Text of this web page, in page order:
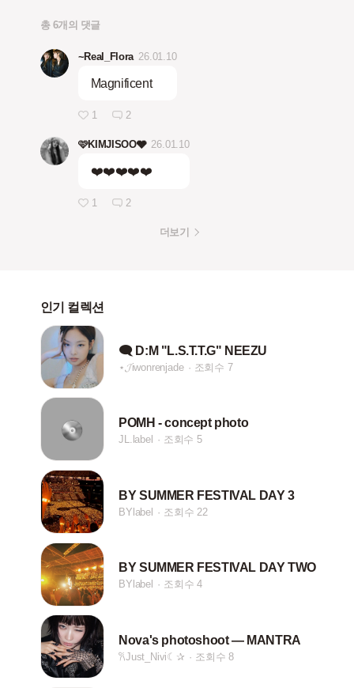
총 6개의 댓글
~Real_Flora 26.01.10
Magnificent
1 2
🩷KIMJISOO🩶 26.01.10
❤️❤️❤️❤️❤️
1 2
더보기
인기 컬렉션
🗨 D:M "L.S.T.T.G" NEEZU
⋆ㅤ𝓙iwonrenjade 조회수 7
POMH - concept photo
JL.label 조회수 5
BY SUMMER FESTIVAL DAY 3
BYlabel 조회수 22
BY SUMMER FESTIVAL DAY TWO
BYlabel 조회수 4
Nova's photoshoot — MANTRA
𐙚Just_Nivi☾✰ 조회수 8